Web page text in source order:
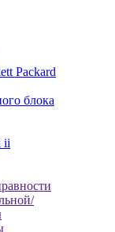
Packard
блока
ii